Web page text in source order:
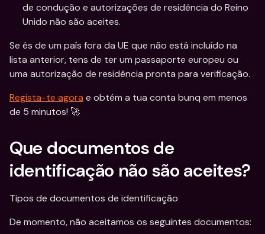
de condução e autorizações de residência do Reino
Unido não são aceites.
Se és de um país fora da UE que não está incluído na
lista anterior, tens de ter um passaporte europeu ou
uma autorização de residência pronta para verificação.
Regista-te agora e obtém a tua conta bunq em menos
de 5 minutos! 🚀
Que documentos de
identificação não são aceites?
Tipos de documentos de identificação
De momento, não aceitamos os seguintes documentos: